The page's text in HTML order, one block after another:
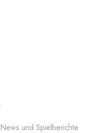
und Spielberichte